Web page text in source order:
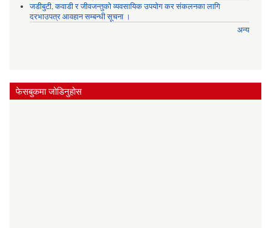
जडीबुटी, कवाडी र जीवजन्तुको व्यवसायिक उपयोग कर संकलनका लागि
दरभाउपत्र आवहान सम्बन्धी सूचना ।
अन्य
फेसबुकमा जोडिनुहोस